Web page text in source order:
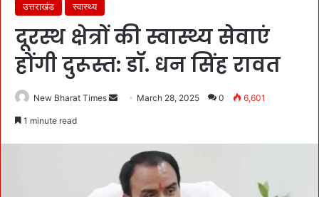
उत्तराखंड स्वास्थ्य
दूरस्थ क्षेत्रों की स्वास्थ्य सेवाएं
होंगी दुरूस्त: डॉ. धन सिंह रावत
New Bharat Times
a
n
March 28, 2025 0 6,601
1 minute read